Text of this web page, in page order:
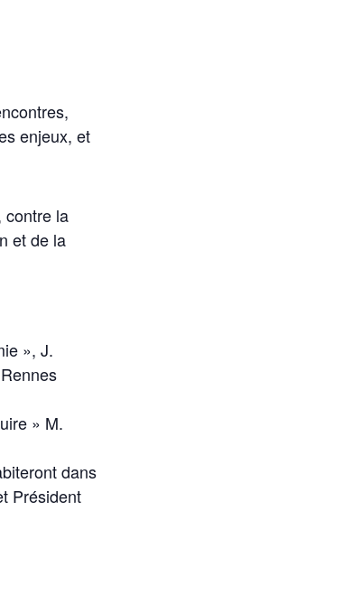
enjeux, et
contre la
et de la
», J.
» M.
dans
Président